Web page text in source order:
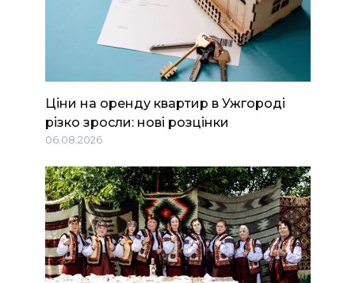
Ціни на оренду квартир в Ужгороді
різко зросли: нові розцінки
06.08.2026